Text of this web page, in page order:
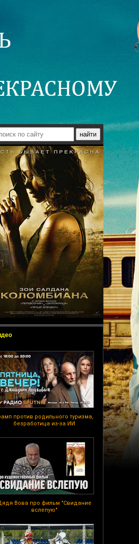
против родильного туризма,
безработица из-за ИИ
Вова про фильм "Свидание
вслепую"